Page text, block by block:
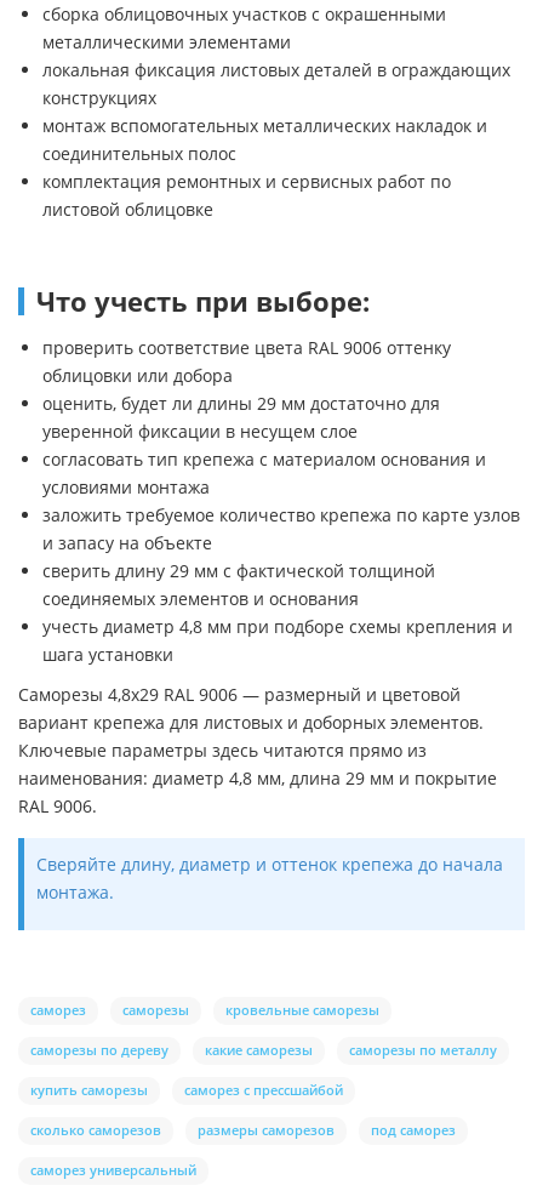
сборка облицовочных участков с окрашенными
металлическими элементами
локальная фиксация листовых деталей в ограждающих
конструкциях
монтаж вспомогательных металлических накладок и
соединительных полос
комплектация ремонтных и сервисных работ по
листовой облицовке
Что учесть при выборе:
проверить соответствие цвета RAL 9006 оттенку
облицовки или добора
оценить, будет ли длины 29 мм достаточно для
уверенной фиксации в несущем слое
согласовать тип крепежа с материалом основания и
условиями монтажа
заложить требуемое количество крепежа по карте узлов
и запасу на объекте
сверить длину 29 мм с фактической толщиной
соединяемых элементов и основания
учесть диаметр 4,8 мм при подборе схемы крепления и
шага установки
Саморезы 4,8х29 RAL 9006 — размерный и цветовой
вариант крепежа для листовых и доборных элементов.
Ключевые параметры здесь читаются прямо из
наименования: диаметр 4,8 мм, длина 29 мм и покрытие
RAL 9006.
Сверяйте длину, диаметр и оттенок крепежа до начала
монтажа.
саморез саморезы кровельные саморезы
саморезы по дереву какие саморезы саморезы по металлу
купить саморезы саморез с прессшайбой
сколько саморезов размеры саморезов под саморез
саморез универсальный